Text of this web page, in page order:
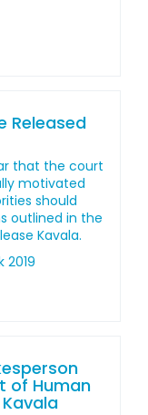
Released
that the court
motivated
should
outlined in the
Kavala.
2019
of Human